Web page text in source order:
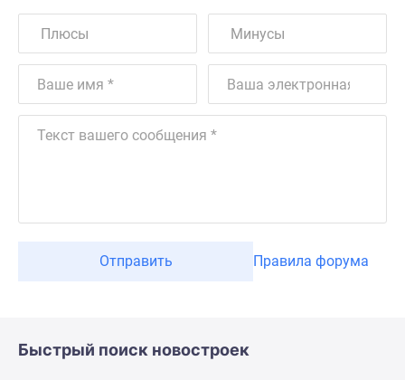
Отправить Правила форума
Быстрый поиск новостроек